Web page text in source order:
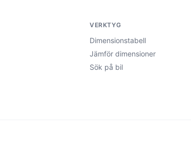
VERKTYG
Dimensionstabell
Jämför dimensioner
Sök på bil